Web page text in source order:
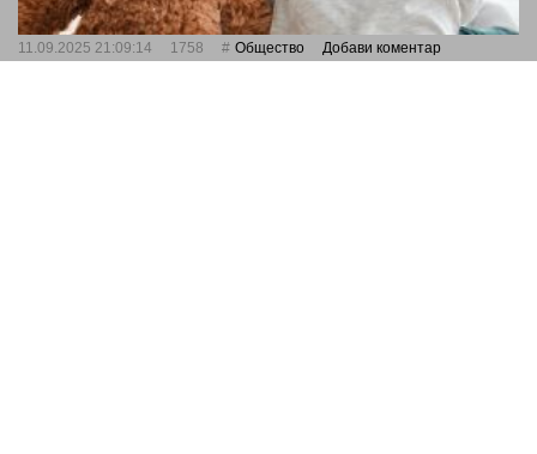
11.09.2025 21:09:14 1758 Общество Добави коментар